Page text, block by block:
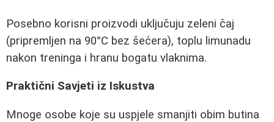
Posebno korisni proizvodi uključuju zeleni čaj
(pripremljen na 90°C bez šećera), toplu limunadu
nakon treninga i hranu bogatu vlaknima.
Praktični Savjeti iz Iskustva
Mnoge osobe koje su uspjele smanjiti obim butina